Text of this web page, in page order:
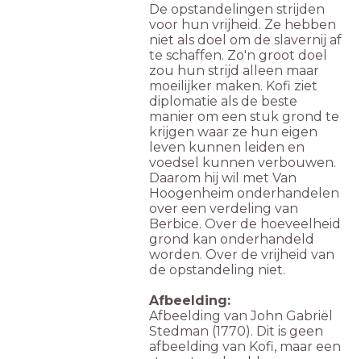
De opstandelingen strijden
voor hun vrijheid. Ze hebben
niet als doel om de slavernij af
te schaffen. Zo'n groot doel
zou hun strijd alleen maar
moeilijker maken. Kofi ziet
diplomatie als de beste
manier om een stuk grond te
krijgen waar ze hun eigen
leven kunnen leiden en
voedsel kunnen verbouwen.
Daarom hij wil met Van
Hoogenheim onderhandelen
over een verdeling van
Berbice. Over de hoeveelheid
grond kan onderhandeld
worden. Over de vrijheid van
de opstandeling niet.
Afbeelding:
Afbeelding van John Gabriël
Stedman (1770). Dit is geen
afbeelding van Kofi, maar een